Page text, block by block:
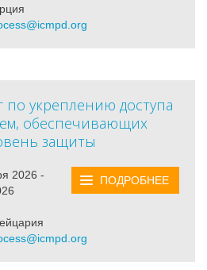
по укреплению доступа
обеспечивающих
защиты
ПОДРОБНЕЕ
2026 -